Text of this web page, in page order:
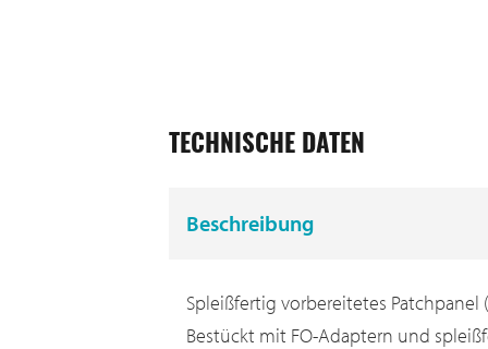
TECHNISCHE DATEN
Beschreibung
Spleißfertig vorbereitetes Patchpanel
Bestückt mit FO-Adaptern und